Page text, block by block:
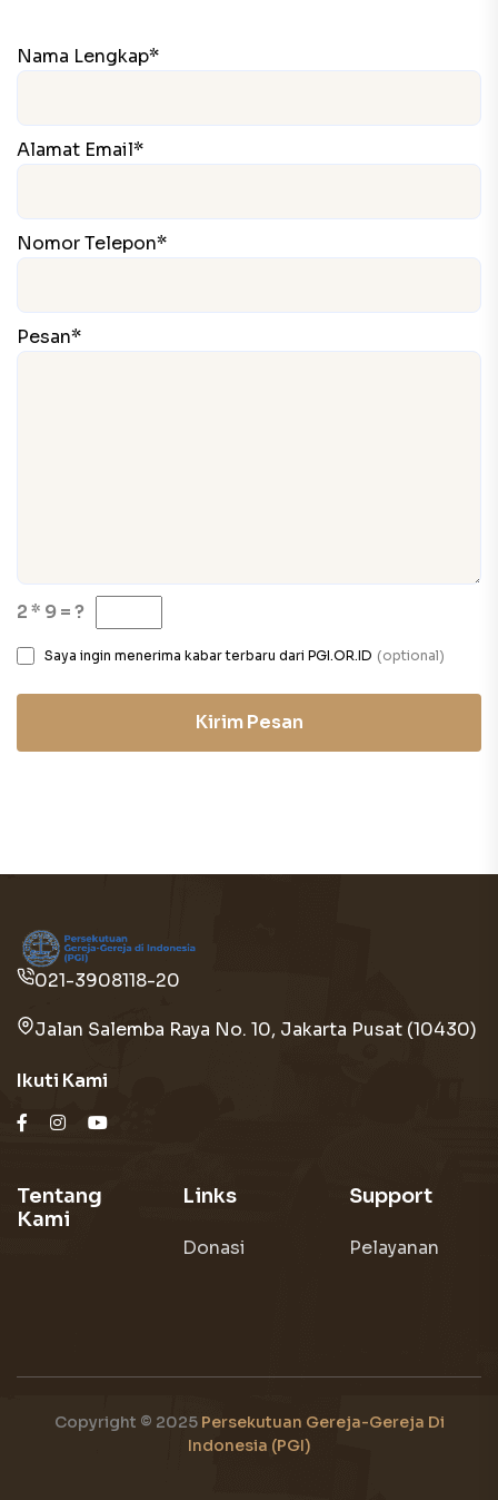
Nama Lengkap*
Alamat Email*
Nomor Telepon*
Pesan*
2 * 9 = ?
Saya ingin menerima kabar terbaru dari PGI.OR.ID (optional)
Kirim Pesan
021-3908118-20
Jalan Salemba Raya No. 10, Jakarta Pusat (10430)
Ikuti Kami
Tentang
Kami
Links
Donasi
Support
Pelayanan
Copyright © 2025 Persekutuan Gereja-Gereja Di
Indonesia (PGI)